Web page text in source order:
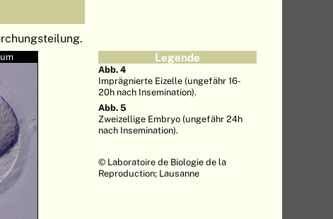
Legende
Abb. 4
Imprägnierte Eizelle (ungefähr 16-
20h nach Insemination).
Abb. 5
Zweizellige Embryo (ungefähr 24h
nach Insemination).
© Laboratoire de Biologie de la
Reproduction; Lausanne